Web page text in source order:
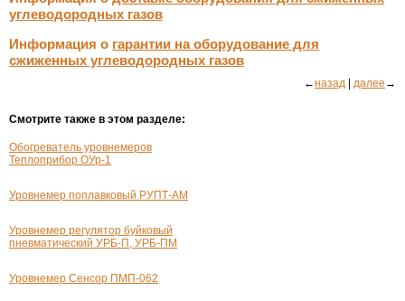
углеводородных газов
Информация о гарантии на оборудование для
сжиженных углеводородных газов
←назад далее →
Смотрите также в этом разделе:
Обогреватель уровнемеров
Теплоприбор ОУр-1
Уровнемер поплавковый РУПТ-АМ
Уровнемер регулятор буйковый
пневматический УРБ-П, УРБ-ПМ
Уровнемер Сенсор ПМП-062